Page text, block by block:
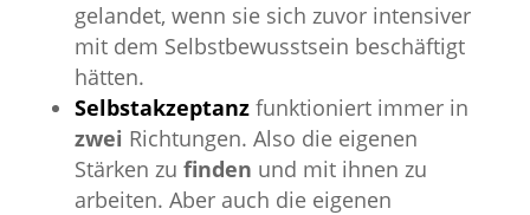
gelandet, wenn sie sich zuvor intensiver
mit dem Selbstbewusstsein beschäftigt
hätten.
Selbstakzeptanzfunktioniert immer in
zwei Richtungen. Also die eigenen
Stärken zu finden und mit ihnen zu
arbeiten. Aber auch die eigenen